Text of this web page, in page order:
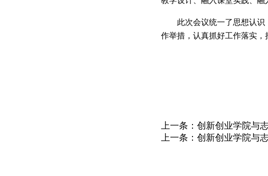
此次会议统一了思想认
作举措，认真抓好工作落实，
上一条： 创新创业学院与
上一条： 创新创业学院与